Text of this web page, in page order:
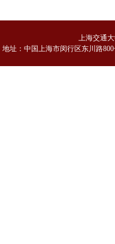
上海交通
地址：中国上海市闵行区东川路